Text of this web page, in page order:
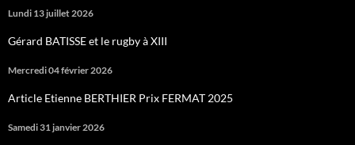
Lundi 13 juillet 2026
Gérard BATISSE et le rugby à XIII
Mercredi 04 février 2026
Article Etienne BERTHIER Prix FERMAT 2025
Samedi 31 janvier 2026